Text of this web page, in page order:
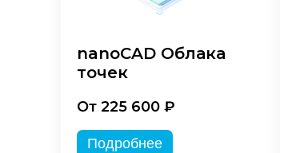
nanoCAD Облака
точек
От 225 600 ₽
Подробнее